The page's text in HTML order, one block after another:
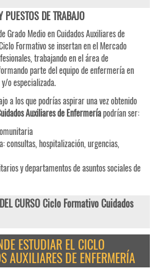
PUESTOS DE TRABAJO
Grado Medio en Cuidados Auxiliares de
Formativo se insertan en el Mercado
trabajando en el área de
parte del equipo de enfermería en
o especializada.
a los que podrías aspirar una vez obtenido
Auxiliares de Enfermeríapodrían ser:
consultas, hospitalización, urgencias,
y departamentos de asuntos sociales de
CURSO Ciclo Formativo Cuidados
ESTUDIAR EL CICLO
AUXILIARES DE ENFERMERÍA